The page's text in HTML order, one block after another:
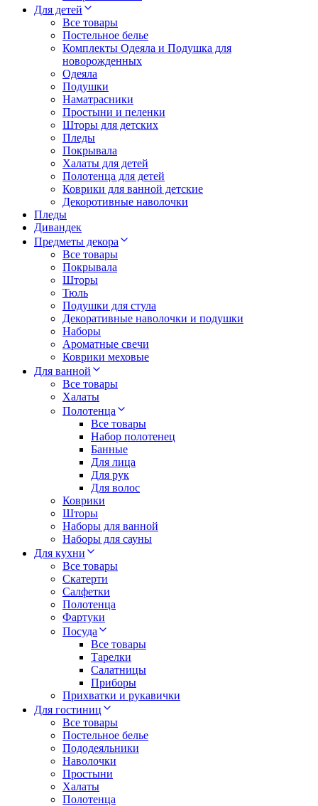
Для детей
Все товары
Постельное белье
Комплекты Одеяла и Подушка для
новорожденных
Одеяла
Подушки
Наматрасники
Простыни и пеленки
Шторы для детских
Пледы
Покрывала
Халаты для детей
Полотенца для детей
Коврики для ванной детские
Декоротивные наволочки
Пледы
Дивандек
Предметы декора
Все товары
Покрывала
Шторы
Тюль
Подушки для стула
Декоративные наволочки и подушки
Наборы
Ароматные свечи
Коврики меховые
Для ванной
Все товары
Халаты
Полотенца
Все товары
Набор полотенец
Банные
Для лица
Для рук
Для волос
Коврики
Шторы
Наборы для ванной
Наборы для сауны
Для кухни
Все товары
Скатерти
Салфетки
Полотенца
Фартуки
Посуда
Все товары
Тарелки
Салатницы
Приборы
Прихватки и рукавички
Для гостиниц
Все товары
Постельное белье
Пододеяльники
Наволочки
Простыни
Халаты
Полотенца